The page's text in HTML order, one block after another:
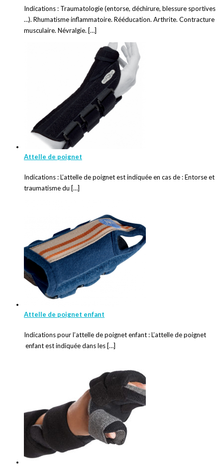
Indications : Traumatologie (entorse, déchirure, blessure sportives
…). Rhumatisme inflammatoire. Rééducation. Arthrite. Contracture
musculaire. Névralgie. […]
Attelle de poignet
Indications : L’attelle de poignet est indiquée en cas de : Entorse et
traumatisme du […]
Attelle de poignet enfant
Indications pour l’attelle de poignet enfant : L’attelle de poignet
enfant est indiquée dans les […]